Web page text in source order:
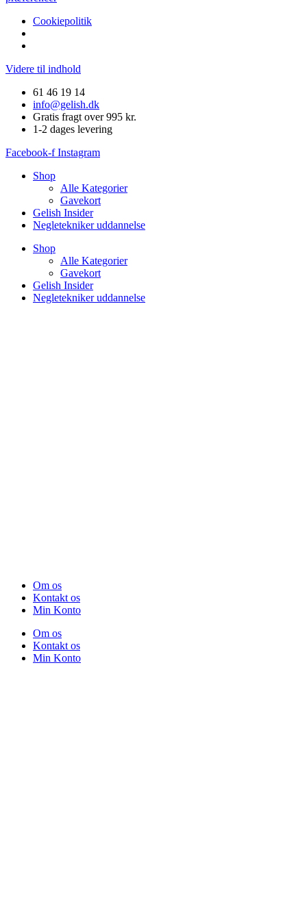
Cookiepolitik
Videre til indhold
61 46 19 14
info@gelish.dk
Gratis fragt over 995 kr.
1-2 dages levering
Facebook-f Instagram
Shop
Alle Kategorier
Gavekort
Gelish Insider
Negletekniker uddannelse
Shop
Alle Kategorier
Gavekort
Gelish Insider
Negletekniker uddannelse
Om os
Kontakt os
Min Konto
Om os
Kontakt os
Min Konto